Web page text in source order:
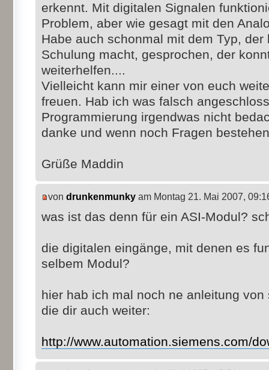
erkennt. Mit digitalen Signalen
Problem, aber wie gesagt mit den
Habe auch schonmal mit dem Typ, der
Schulung macht, gesprochen, der
weiterhelfen....
Vielleicht kann mir einer von euch
freuen. Hab ich was falsch
Programmierung irgendwas nicht
danke und wenn noch Fragen
Grüße Maddin
von drunkenmunky am Montag 21. Mai 2007,
was ist das denn für ein ASI-Modul?
die digitalen eingänge, mit denen es
selbem Modul?
hier hab ich mal noch ne anleitung
die dir auch weiter:
http://www.automation.siemens.com/